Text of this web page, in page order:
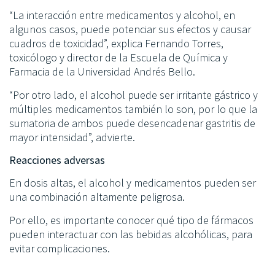
“La interacción entre medicamentos y alcohol, en
algunos casos, puede potenciar sus efectos y causar
cuadros de toxicidad”, explica Fernando Torres,
toxicólogo y director de la Escuela de Química y
Farmacia de la Universidad Andrés Bello.
“Por otro lado, el alcohol puede ser irritante gástrico y
múltiples medicamentos también lo son, por lo que la
sumatoria de ambos puede desencadenar gastritis de
mayor intensidad”, advierte.
Reacciones adversas
En dosis altas, el alcohol y medicamentos pueden ser
una combinación altamente peligrosa.
Por ello, es importante conocer qué tipo de fármacos
pueden interactuar con las bebidas alcohólicas, para
evitar complicaciones.